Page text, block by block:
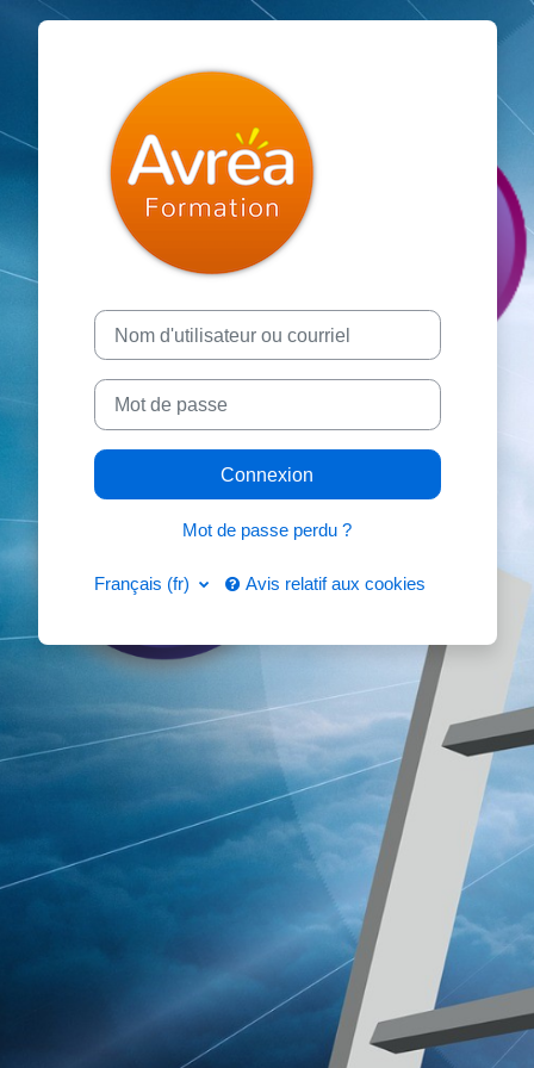
Passer au contenu principal
Connexion à Avréa
Nom d'utilisateur ou courriel
Mot de passe
Connexion
Mot de passe perdu ?
Français ‎(fr)‎ Avis relatif aux cookies